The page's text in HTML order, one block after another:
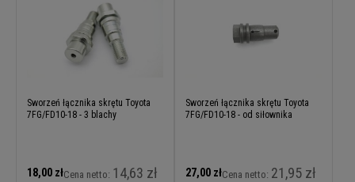
Sworzeń łącznika skrętu Toyota
7FG/FD10-18 - 3 blachy
18,00 złCena netto: 14,63 zł
Sworzeń łącznika skrętu Toyota
7FG/FD10-18 - od siłownika
27,00 złCena netto: 21,95 zł